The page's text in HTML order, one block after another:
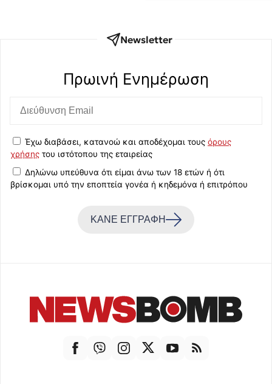
Newsletter
Πρωινή Eνημέρωση
Έχω διαβάσει, κατανοώ και αποδέχομαι τους όρους
χρήσης του ιστότοπου της εταιρείας
Δηλώνω υπεύθυνα ότι είμαι άνω των 18 ετών ή ότι
βρίσκομαι υπό την εποπτεία γονέα ή κηδεμόνα ή επιτρόπου
ΚΑΝΕ ΕΓΓΡΑΦΗ